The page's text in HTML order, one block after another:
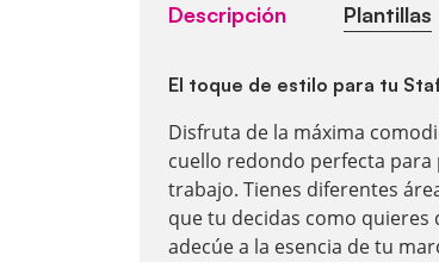
Descripción Plantillas
El toque de estilo para tu
Disfruta de la máxima
cuello redondo perfecta
trabajo. Tienes diferentes
que tu decidas como quieres
adecúe a la esencia de tu